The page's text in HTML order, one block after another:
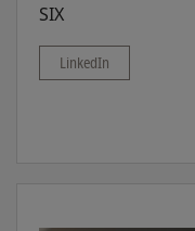
SIX
LinkedIn